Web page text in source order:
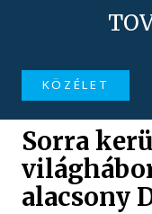
KÖZÉLET
Sorra
alacsony